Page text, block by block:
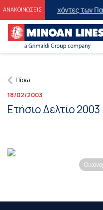
ΑΝΑΚΟΙΝΩΣΕΙΣ
στους Επιτυχόντες των
Πίσω
18/02/2003
Ετήσιο Δελτίο 2003